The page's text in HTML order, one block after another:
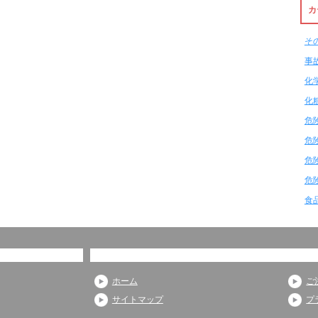
そ
事
化
化
危
危
危
危
食
ホーム
サイトマップ
ご
プ